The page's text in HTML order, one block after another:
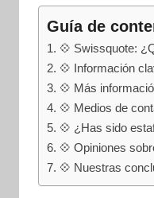
Estafado.com
Guía de
💠 Swissquote:
💠 Información
💠 Más
💠 Medios de
💠 ¿Has sido
💠 Opiniones
💠 Nuestras